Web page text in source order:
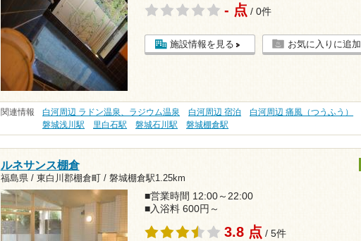
- 点 / 0件
施設情報を見る お気に入りに追加
関連情報 白河周辺 ラドン温泉、ラジウム温泉 白河周辺 宿泊 白河周辺 痛風（つうふう）
磐城浅川駅
里白石駅 磐城石川駅 磐城棚倉駅
ルネサンス棚倉
福島県 / 東白川郡棚倉町 / 磐城棚倉駅1.25km
■営業時間 12:00～22:00
■入浴料 600円～
3.8 点 / 5件